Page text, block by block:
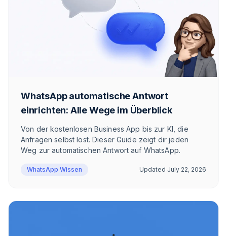
WhatsApp automatische Antwort
einrichten: Alle Wege im Überblick
Von der kostenlosen Business App bis zur KI, die
Anfragen selbst löst. Dieser Guide zeigt dir jeden
Weg zur automatischen Antwort auf WhatsApp.
WhatsApp Wissen Updated July 22, 2026